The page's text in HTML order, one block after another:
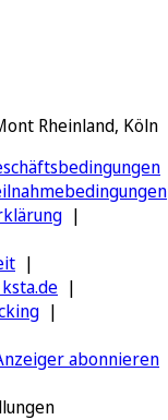
Rheinland, Köln
ksta.de
abonnieren